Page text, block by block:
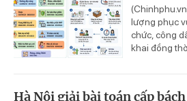
lượng phục
chức, công
khai đồng
Hà Nội giải bài toán cấp